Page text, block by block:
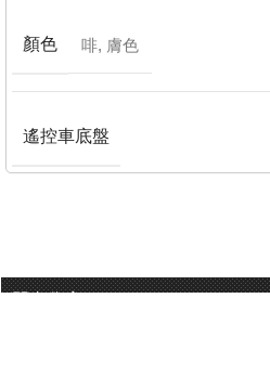
顏色 啡, 膚色
遙控車底盤